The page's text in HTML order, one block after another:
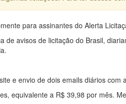
para assinantes do Alerta
de avisos de licitação do Brasil,
e envio de dois emails diários
equivalente a R$ 39,98 por mês.